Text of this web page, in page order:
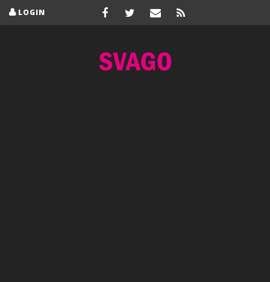
LOGIN